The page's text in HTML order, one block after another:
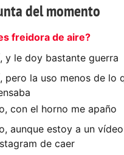
del momento
freidora de aire?
y le doy bastante guerra
pero la uso menos de lo
con el horno me apaño
aunque estoy a un
de caer